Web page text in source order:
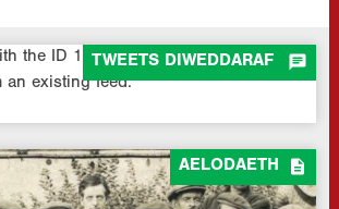
TWEETS DIWEDDARAF 
the ID 1. Go to theAll Feeds page
and
an existing feed.
AELODAETH 